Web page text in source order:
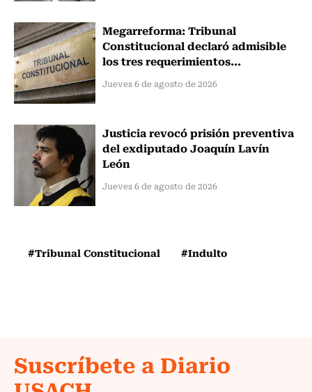
Megarreforma: Tribunal
Constitucional declaró admisible
los tres requerimientos...
Jueves 6 de agosto de 2026
Justicia revocó prisión preventiva
del exdiputado Joaquín Lavín
León
Jueves 6 de agosto de 2026
#Tribunal Constitucional #Indulto